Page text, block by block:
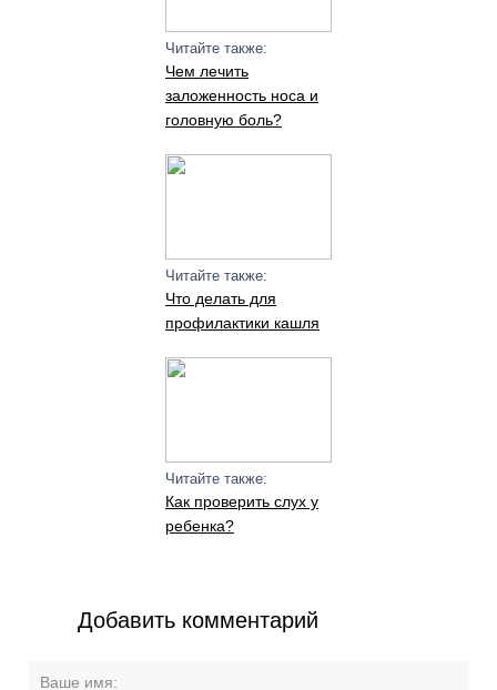
Читайте также:
Чем лечить
заложенность носа и
головную боль?
Читайте также:
Что делать для
профилактики кашля
Читайте также:
Как проверить слух у
ребенка?
Добавить комментарий